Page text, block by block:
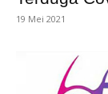
19 Mei 2021